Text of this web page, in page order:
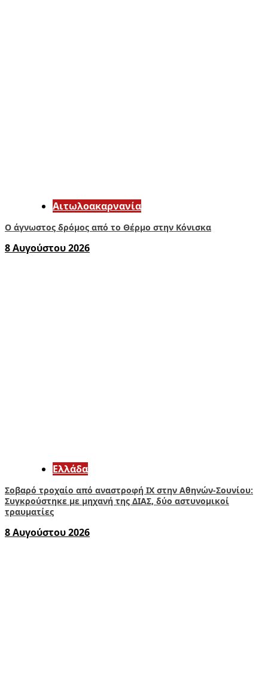
Αιτωλοακαρνανία
Ο άγνωστος δρόμος από το Θέρμο στην Κόνισκα
8 Αυγούστου 2026
Ελλάδα
Σοβαρό τροχαίο από αναστροφή ΙΧ στην Αθηνών-Σουνίου:
Συγκρούστηκε με μηχανή της ΔΙΑΣ, δύο αστυνομικοί
τραυματίες
8 Αυγούστου 2026